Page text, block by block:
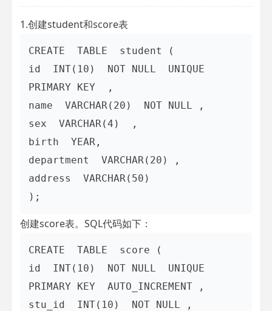
1.创建student和score表
CREATE  TABLE  student (
id  INT(10)  NOT NULL  UNIQUE
PRIMARY KEY  ,
name  VARCHAR(20)  NOT NULL ,
sex  VARCHAR(4)  ,
birth  YEAR,
department  VARCHAR(20) ,
address  VARCHAR(50)
创建score表。SQL代码如下：
CREATE  TABLE  score (
id  INT(10)  NOT NULL  UNIQUE
PRIMARY KEY  AUTO_INCREMENT ,
stu_id  INT(10)  NOT NULL ,